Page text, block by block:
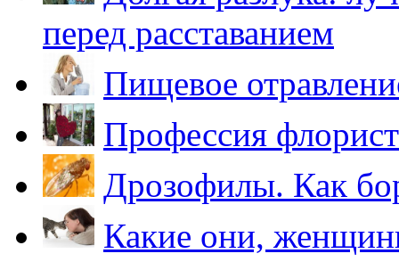
перед расставанием
Пищевое
Профессия
Дрозофилы. Как
Какие они,